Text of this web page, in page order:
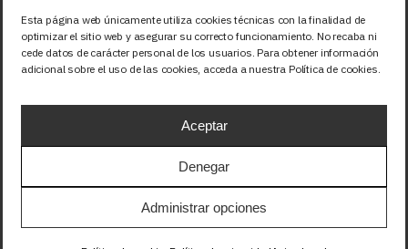
Esta página web únicamente utiliza cookies técnicas con la finalidad de
optimizar el sitio web y asegurar su correcto funcionamiento. No recaba ni
cede datos de carácter personal de los usuarios. Para obtener información
adicional sobre el uso de las cookies, acceda a nuestra Política de cookies.
Aceptar
Denegar
Administrar opciones
Síguenos
Facebook
X (Twitter)
Instagram
Precios sin IVA (21%). Tasa RAEE incluida en
aquellos productos que corresponda.